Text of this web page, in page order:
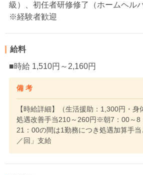
級）、初任者研修修了（ホームヘル
※経験者歓迎
給料
■時給 1,510円～2,160円
備 考
【時給詳細】（生活援助：1,300円・身
処遇改善手当210～260円※朝7：00～8
21：00の間は1勤務につき処遇加算手
／回」支給